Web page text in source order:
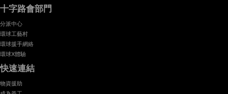
十字路會部門
分派中心
環球工藝村
環球援手網絡
環球X體驗
快速連結
物資援助